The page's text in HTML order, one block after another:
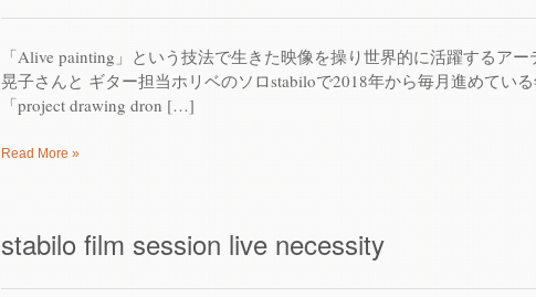
「Alive painting」という技法で生きた映像を操り世界的に活躍するアー
晃子さんと ギター担当ホリベのソロstabiloで2018年から毎月進めてい
「project drawing dron […]
Read More »
stabilo film session live necessity